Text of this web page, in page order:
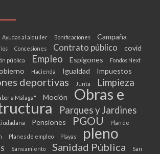
Ayudas al alquiler Bonificaciones Campaña
Concesiones Contrato público covid
pública Empleo Espigones
Fondos Next
Hacienda Igualdad Impuestos
deportivas Junta Limpieza
a Málaga" Moción Obras e
Parques y Jardines
Pensiones PGOU Plan de
Planes de empleo Playas pleno
Saneamiento Sanidad Pública
San